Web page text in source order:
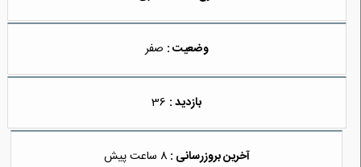
وضعیت : صفر
بازدید :
آخرین بروزرسانی : 8 ساعت پیش